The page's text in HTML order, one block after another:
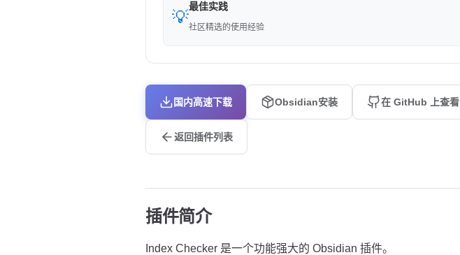
💡
最佳实践
社区精选的使用经验
国内高速下载 Obsidian安装 在 GitHub 上查看
返回插件列表
插件简介
Index Checker 是一个功能强大的 Obsidian 插件。